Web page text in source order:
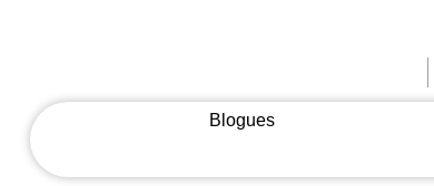
Blogues